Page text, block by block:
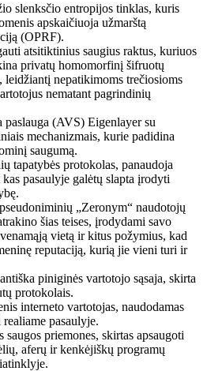
slenksčio entropijos tinklas, kuris
apskaičiuoja užmarštą
(OPRF).
atsitiktinius saugius raktus, kuriuos
privatų homomorfinį šifruotų
leidžiantį nepatikimoms trečiosioms
nematant pagrindinių
(AVS) Eigenlayer su
mechanizmais, kurie padidina
saugumą.
tapatybės protokolas, panaudoja
pasaulyje galėtų slapta įrodyti
„Zeronym“ naudotojų
šias teises, įrodydami savo
vietą ir kitus požymius, kad
reputaciją, kurią jie vieni turi ir
piniginės vartotojo sąsaja, skirta
protokolais.
interneto vartotojas, naudodamas
pasaulyje.
saugos priemones, skirtas apsaugoti
aferų ir kenkėjiškų programų